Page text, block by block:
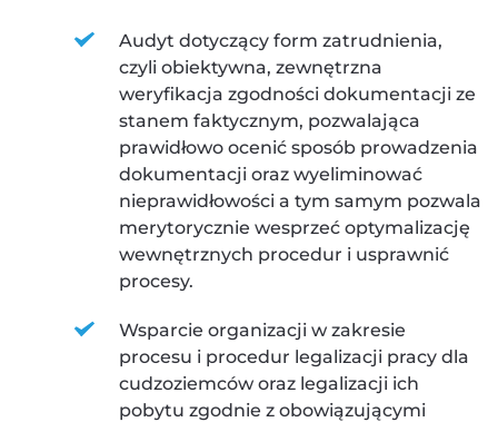
Audyt dotyczący form zatrudnienia,
czyli obiektywna, zewnętrzna
weryfikacja zgodności dokumentacji ze
stanem faktycznym, pozwalająca
prawidłowo ocenić sposób prowadzenia
dokumentacji oraz wyeliminować
nieprawidłowości a tym samym pozwala
merytorycznie wesprzeć optymalizację
wewnętrznych procedur i usprawnić
procesy.
Wsparcie organizacji w zakresie
procesu i procedur legalizacji pracy dla
cudzoziemców oraz legalizacji ich
pobytu zgodnie z obowiązującymi